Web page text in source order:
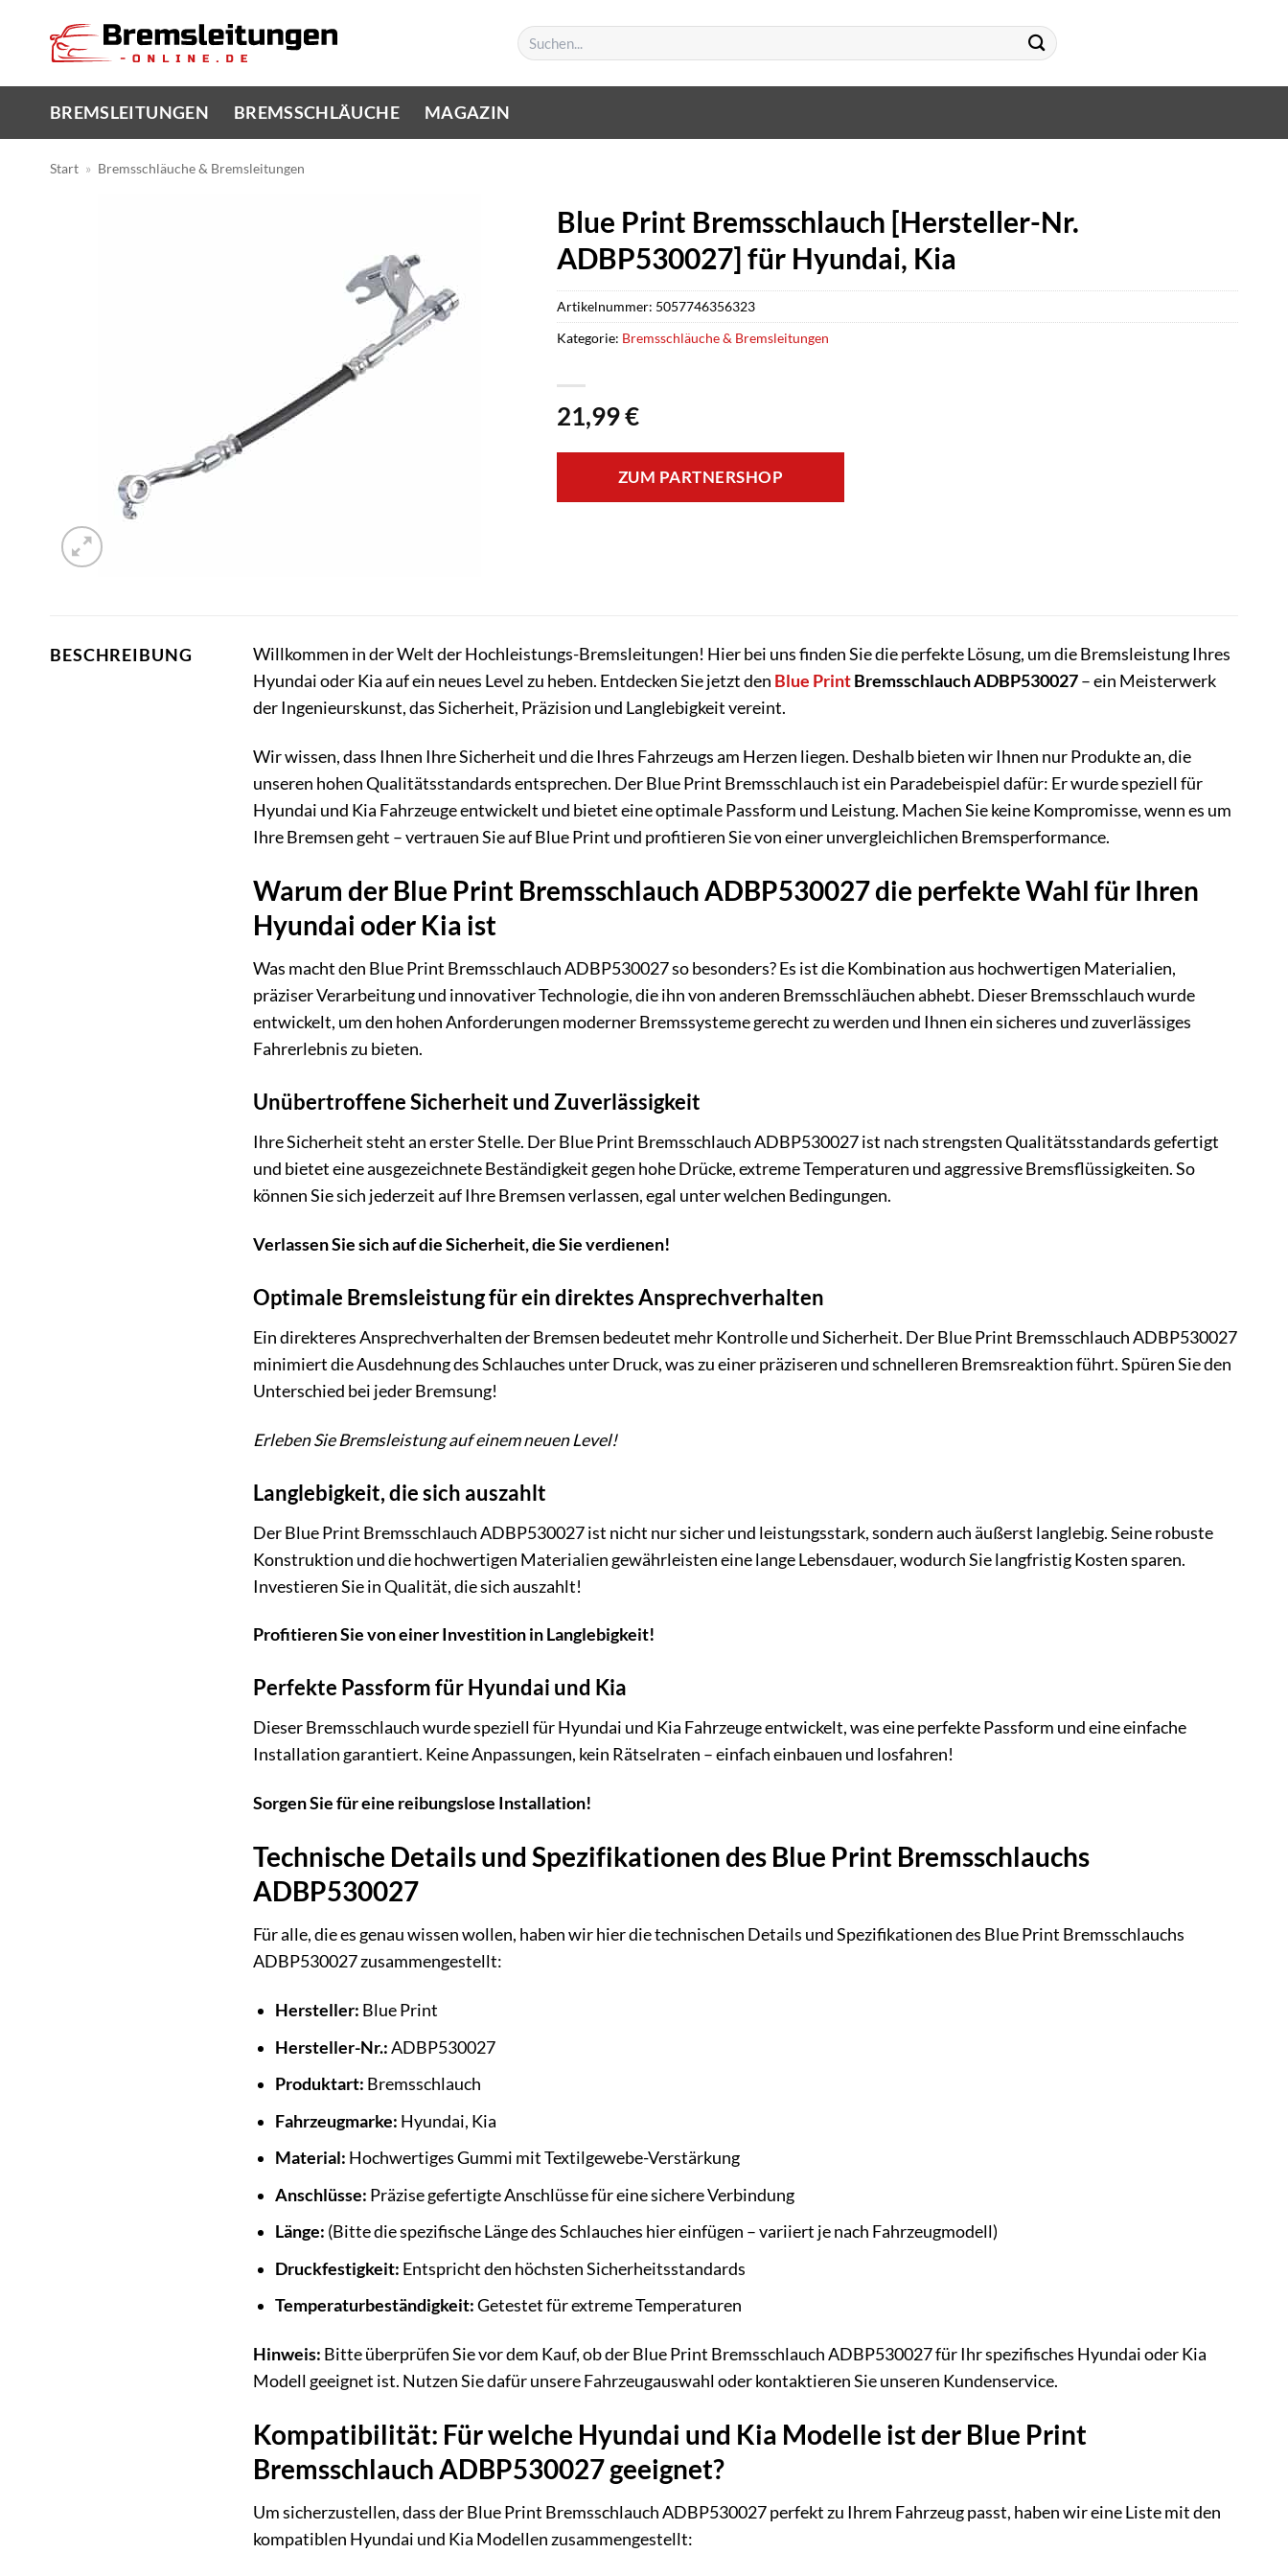
springen
Suchen
nach:
BREMSLEITUNGEN BREMSSCHLÄUCHE MAGAZIN
Start » Bremsschläuche & Bremsleitungen
Blue Print Bremsschlauch [Hersteller-Nr.
ADBP530027] für Hyundai, Kia
21,99€
ZUM PARTNERSHOP
Artikelnummer: 5057746356323
Kategorie: Bremsschläuche & Bremsleitungen
BESCHREIBUNG
Willkommen in der Welt der Hochleistungs-Bremsleitungen! Hier bei uns finden Sie die perfekte Lösung, um die Bremsleistung Ihres
Hyundai oder Kia auf ein neues Level zu heben. Entdecken Sie jetzt den Blue PrintBremsschlauch ADBP530027– ein Meisterwerk
der Ingenieurskunst, das Sicherheit, Präzision und Langlebigkeit vereint.
Wir wissen, dass Ihnen Ihre Sicherheit und die Ihres Fahrzeugs am Herzen liegen. Deshalb bieten wir Ihnen nur Produkte an, die
unseren hohen Qualitätsstandards entsprechen. Der Blue Print Bremsschlauch ist ein Paradebeispiel dafür: Er wurde speziell für
Hyundai und Kia Fahrzeuge entwickelt und bietet eine optimale Passform und Leistung. Machen Sie keine Kompromisse, wenn es um
Ihre Bremsen geht – vertrauen Sie auf Blue Print und profitieren Sie von einer unvergleichlichen Bremsperformance.
Warum der Blue Print Bremsschlauch ADBP530027 die perfekte Wahl für Ihren
Hyundai oder Kia ist
Was macht den Blue Print Bremsschlauch ADBP530027 so besonders? Es ist die Kombination aus hochwertigen Materialien,
präziser Verarbeitung und innovativer Technologie, die ihn von anderen Bremsschläuchen abhebt. Dieser Bremsschlauch wurde
entwickelt, um den hohen Anforderungen moderner Bremssysteme gerecht zu werden und Ihnen ein sicheres und zuverlässiges
Fahrerlebnis zu bieten.
Unübertroffene Sicherheit und Zuverlässigkeit
Ihre Sicherheit steht an erster Stelle. Der Blue Print Bremsschlauch ADBP530027 ist nach strengsten Qualitätsstandards gefertigt
und bietet eine ausgezeichnete Beständigkeit gegen hohe Drücke, extreme Temperaturen und aggressive Bremsflüssigkeiten. So
können Sie sich jederzeit auf Ihre Bremsen verlassen, egal unter welchen Bedingungen.
Verlassen Sie sich auf die Sicherheit, die Sie verdienen!
Optimale Bremsleistung für ein direktes Ansprechverhalten
Ein direkteres Ansprechverhalten der Bremsen bedeutet mehr Kontrolle und Sicherheit. Der Blue Print Bremsschlauch ADBP530027
minimiert die Ausdehnung des Schlauches unter Druck, was zu einer präziseren und schnelleren Bremsreaktion führt. Spüren Sie den
Unterschied bei jeder Bremsung!
Erleben Sie Bremsleistung auf einem neuen Level!
Langlebigkeit, die sich auszahlt
Der Blue Print Bremsschlauch ADBP530027 ist nicht nur sicher und leistungsstark, sondern auch äußerst langlebig. Seine robuste
Konstruktion und die hochwertigen Materialien gewährleisten eine lange Lebensdauer, wodurch Sie langfristig Kosten sparen.
Investieren Sie in Qualität, die sich auszahlt!
Profitieren Sie von einer Investition in Langlebigkeit!
Perfekte Passform für Hyundai und Kia
Dieser Bremsschlauch wurde speziell für Hyundai und Kia Fahrzeuge entwickelt, was eine perfekte Passform und eine einfache
Installation garantiert. Keine Anpassungen, kein Rätselraten – einfach einbauen und losfahren!
Sorgen Sie für eine reibungslose Installation!
Technische Details und Spezifikationen des Blue Print Bremsschlauchs
ADBP530027
Für alle, die es genau wissen wollen, haben wir hier die technischen Details und Spezifikationen des Blue Print Bremsschlauchs
ADBP530027 zusammengestellt:
Hersteller: Blue Print
Hersteller-Nr.:ADBP530027
Produktart: Bremsschlauch
Fahrzeugmarke: Hyundai, Kia
Material: Hochwertiges Gummi mit Textilgewebe-Verstärkung
Anschlüsse: Präzise gefertigte Anschlüsse für eine sichere Verbindung
Länge: (Bitte die spezifische Länge des Schlauches hier einfügen – variiert je nach Fahrzeugmodell)
Druckfestigkeit: Entspricht den höchsten Sicherheitsstandards
Temperaturbeständigkeit:Getestet für extreme Temperaturen
Hinweis: Bitte überprüfen Sie vor dem Kauf, ob der Blue Print Bremsschlauch ADBP530027 für Ihr spezifisches Hyundai oder Kia
Modell geeignet ist. Nutzen Sie dafür unsere Fahrzeugauswahl oder kontaktieren Sie unseren Kundenservice.
Kompatibilität: Für welche Hyundai und Kia Modelle ist der Blue Print
Bremsschlauch ADBP530027 geeignet?
Um sicherzustellen, dass der Blue Print Bremsschlauch ADBP530027 perfekt zu Ihrem Fahrzeug passt, haben wir eine Liste mit den
kompatiblen Hyundai und Kia Modellen zusammengestellt: